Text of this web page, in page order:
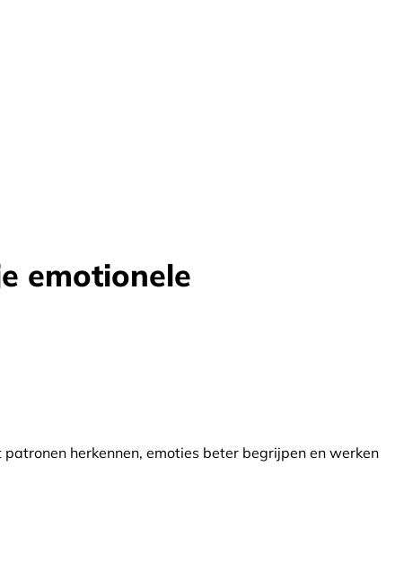
emotionele
herkennen, emoties beter begrijpen en werken